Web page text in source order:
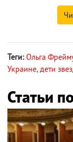
Теги: Ольга
Украине, дети
Статьи